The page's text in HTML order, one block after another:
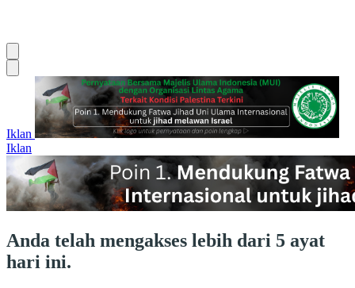
Iklan
Iklan
Anda telah mengakses lebih dari 5 ayat
hari ini.